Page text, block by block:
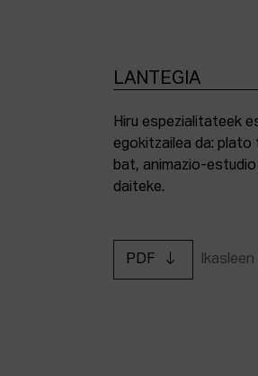
LANTEGIA
Hiru espezialitateek
egokitzailea da:
bat, animazio-
daiteke.
PDF